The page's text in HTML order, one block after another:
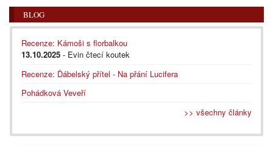
BLOG
Recenze: Kámoši s florbalkou
13.10.2025 - Evin čtecí koutek
Recenze: Ďábelský přítel - Na přání Lucifera
Pohádková Veveří
>> všechny články